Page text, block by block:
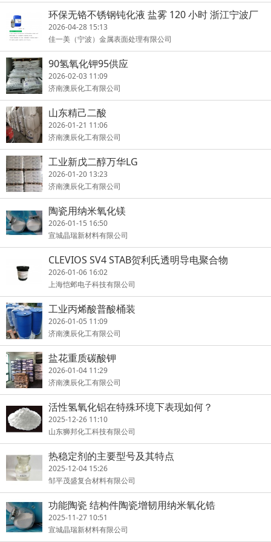
环保无铬不锈钢钝化液 盐雾 120 小时 浙江宁波厂
家
2026-04-28 15:13
佳一美（宁波）金属表面处理有限公司
90氢氧化钾95供应
2026-02-03 11:09
济南澳辰化工有限公司
山东精己二酸
2026-01-21 11:06
济南澳辰化工有限公司
工业新戊二醇万华LG
2026-01-20 13:23
济南澳辰化工有限公司
陶瓷用纳米氧化镁
2026-01-15 16:50
宣城晶瑞新材料有限公司
CLEVIOS SV4 STAB贺利氏透明导电聚合物
2026-01-06 16:02
上海恺邺电子科技有限公司
工业丙烯酸普酸桶装
2026-01-05 11:09
济南澳辰化工有限公司
盐花重质碳酸钾
2026-01-04 11:29
济南澳辰化工有限公司
活性氢氧化铝在特殊环境下表现如何？
2025-12-26 11:10
山东狮邦化工科技有限公司
热稳定剂的主要型号及其特点
2025-12-04 15:26
邹平茂盛复合材料有限公司
功能陶瓷 结构件陶瓷增韧用纳米氧化锆
2025-11-27 10:51
宣城晶瑞新材料有限公司